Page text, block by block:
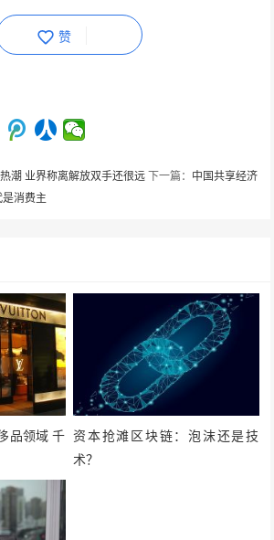
赞
潮 业界称离解放双手还很远下一篇： 中国共享经济
消费主
品领域 千 资本抢滩区块链：泡沫还是技
术？